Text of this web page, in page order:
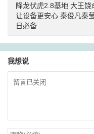
降龙伏虎2.8基地 大王饶
让设备更安心 秦俊凡秦
日必备
我想说